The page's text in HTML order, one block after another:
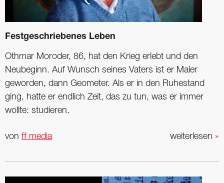
Festgeschriebenes Leben
Othmar Moroder, 86, hat den Krieg erlebt und den
Neubeginn. Auf Wunsch seines Vaters ist er Maler
geworden, dann Geometer. Als er in den Ruhestand
ging, hatte er endlich Zeit, das zu tun, was er immer
wollte: studieren.
weiterlesen »
von ff media